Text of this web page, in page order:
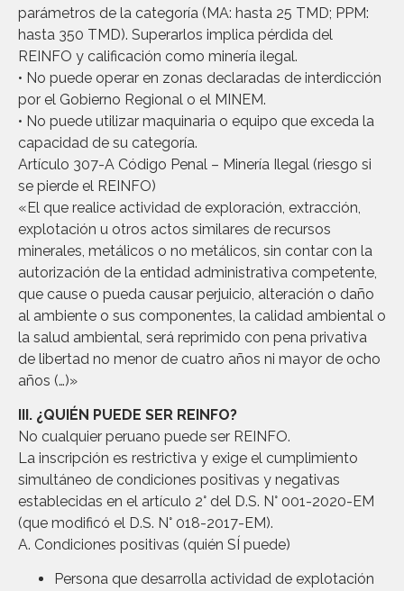
parámetros de la categoría (MA: hasta 25 TMD; PPM:
hasta 350 TMD). Superarlos implica pérdida del
REINFO y calificación como minería ilegal.
• No puede operar en zonas declaradas de interdicción
por el Gobierno Regional o el MINEM.
• No puede utilizar maquinaria o equipo que exceda la
capacidad de su categoría.
Artículo 307-A Código Penal – Minería Ilegal (riesgo si
se pierde el REINFO)
«El que realice actividad de exploración, extracción,
explotación u otros actos similares de recursos
minerales, metálicos o no metálicos, sin contar con la
autorización de la entidad administrativa competente,
que cause o pueda causar perjuicio, alteración o daño
al ambiente o sus componentes, la calidad ambiental o
la salud ambiental, será reprimido con pena privativa
de libertad no menor de cuatro años ni mayor de ocho
años (…)»
III. ¿QUIÉN PUEDE SER REINFO?
No cualquier peruano puede ser REINFO.
La inscripción es restrictiva y exige el cumplimiento
simultáneo de condiciones positivas y negativas
establecidas en el artículo 2° del D.S. N° 001-2020-EM
(que modificó el D.S. N° 018-2017-EM).
A. Condiciones positivas (quién SÍ puede)
Persona que desarrolla actividad de explotación